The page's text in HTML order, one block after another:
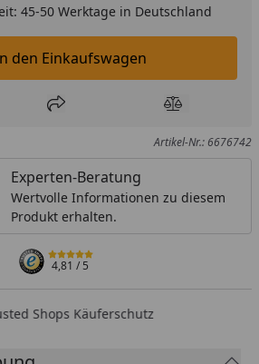
45-50 Werktage in Deutschland
In den Einkaufswagen legen
den Einkaufswagen
Wunschliste hinzufügen
Teilen Produkt
Artikel-Nr.: 6676742
Experten-Beratung
Wertvolle Informationen zu diesem
Produkt erhalten.
4,81/ 5
Shops Käuferschutz